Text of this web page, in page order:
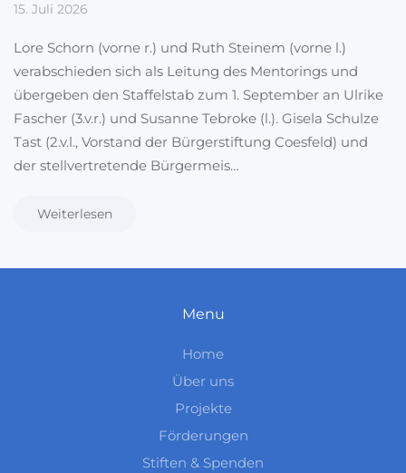
15. Juli 2026
Lore Schorn (vorne r.) und Ruth Steinem (vorne l.)
verabschieden sich als Leitung des Mentorings und
übergeben den Staffelstab zum 1. September an Ulrike
Fascher (3.v.r.) und Susanne Tebroke (l.). Gisela Schulze
Tast (2.v.l., Vorstand der Bürgerstiftung Coesfeld) und
der stellvertretende Bürgermeis…
Weiterlesen
Menu
Home
Über uns
Projekte
Förderungen
Stiften & Spenden